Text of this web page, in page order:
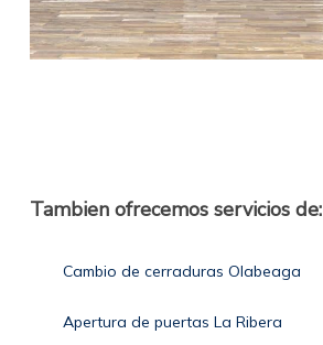
Tambien ofrecemos servicios de:
Cambio de cerraduras Olabeaga
Apertura de puertas La Ribera